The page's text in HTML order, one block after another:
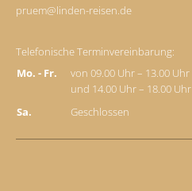
pruem@linden-reisen.de
Telefonische Terminvereinbarung:
Mo. - Fr.
von 09.00 Uhr – 13.00 Uhr
und 14.00 Uhr – 18.00 Uhr
Sa.
Geschlossen